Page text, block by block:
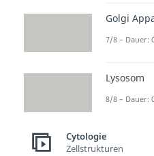
Golgi
7/8 – Dauer:
Lysosom
8/8 – Dauer:
Cytologie
Zellstrukturen